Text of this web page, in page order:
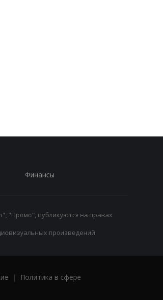
Финансы
"Промо", публикуются на правах
произведений
|
Политика в сфере